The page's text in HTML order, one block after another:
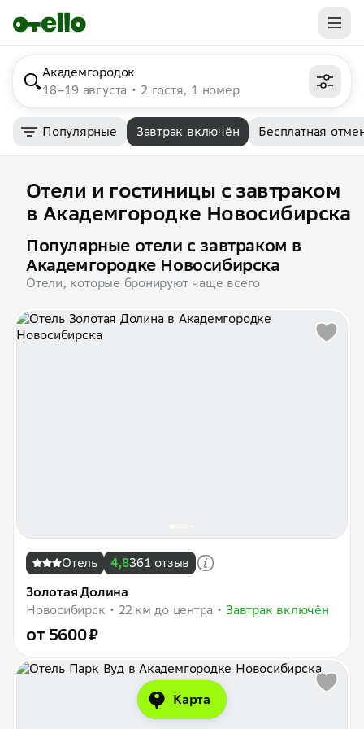
Академгородок
18–19 августа
2 гостя, 1 номер
Популярные Завтрак включён Бесплатная
Отели и гостиницы с завтраком
в Академгородке Новосибирска
Популярные отели с завтраком в
Академгородке Новосибирска
Отели, которые бронируют чаще всего
Отель 4,8361 отзыв
Золотая Долина
Новосибирск
22 км до центра Завтрак включён
от 5600 ₽
Карта